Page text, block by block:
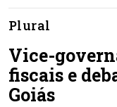
Plural
Vice-
fiscais e
Goiás